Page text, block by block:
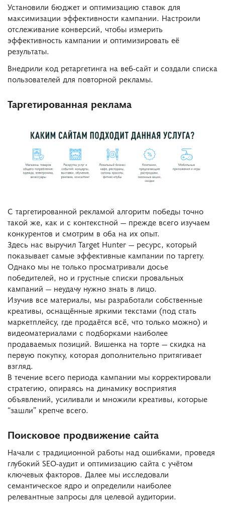
Установили бюджет и оптимизацию ставок для
максимизации эффективности кампании. Настроили
отслеживание конверсий, чтобы измерить
эффективность кампании и оптимизировать её
результаты.
Внедрили код ретаргетинга на веб-сайт и создали списка
пользователей для повторной рекламы.
Таргетированная реклама
С таргетированной рекламой алгоритм победы точно
такой же, как и с контекстной — прежде всего изучаем
конкурентов и смотрим в оба на их опыт.
Здесь нас выручил Target Hunter — ресурс, который
показывает самые эффективные кампании по таргету.
Однако мы не только просматривали досье
победителей, но и грустные списки провальных
кампаний — неудачу нужно знать в лицо.
Изучив все материалы, мы разработали собственные
креативы, оснащённые яркими текстами (под стать
маркетплейсу, где продаётся всё, что только можно) и
видеоматериалами с подборками наиболее
продаваемых позиций. Вишенка на торте — скидка на
первую покупку, которая дополнительно притягивает
взгляд.
В течение всего периода кампании мы корректировали
стратегию, опираясь на динамику восприятия
объявлений, усиливали и множили креативы, которые
“зашли” крепче всего.
Поисковое продвижение сайта
Начали с традиционной работы над ошибками, проведя
глубокий SEO-аудит и оптимизацию сайта с учётом
ключевых факторов. Далее мы исследовали
семантическое ядро и определили наиболее
релевантные запросы для целевой аудитории.